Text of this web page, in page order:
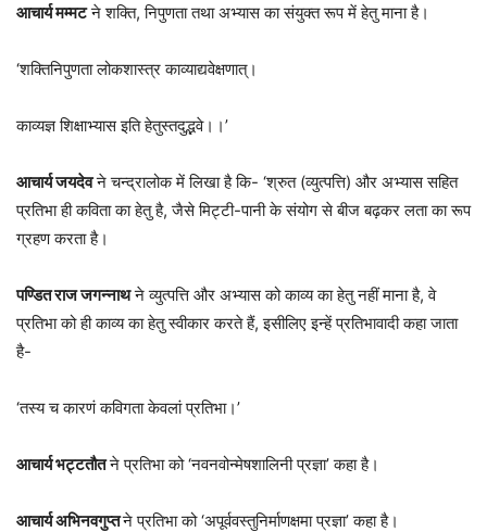
आचार्य मम्मटने शक्ति, निपुणता तथा अभ्यास का संयुक्त रूप में हेतु माना है।
‘शक्तिनिपुणता लोकशास्त्र काव्याद्यवेक्षणात्।
काव्यज्ञ शिक्षाभ्यास इति हेतुस्तदुद्भवे।।’
आचार्य जयदेवने चन्द्रालोक में लिखा है कि- ‘श्रुत (व्युत्पत्ति) और अभ्यास सहित
प्रतिभा ही कविता का हेतु है, जैसे मिट्टी-पानी के संयोग से बीज बढ़कर लता का रूप
ग्रहण करता है।
पण्डित राज जगन्नाथने व्युत्पत्ति और अभ्यास को काव्य का हेतु नहीं माना है, वे
प्रतिभा को ही काव्य का हेतु स्वीकार करते हैं, इसीलिए इन्हें प्रतिभावादी कहा जाता
है-
‘तस्य च कारणं कविगता केवलां प्रतिभा।’
आचार्य भट्टतौतने प्रतिभा को ‘नवनवोन्मेषशालिनी प्रज्ञा’ कहा है।
आचार्य अभिनवगुप्तने प्रतिभा को ‘अपूर्ववस्तुनिर्माणक्षमा प्रज्ञा’ कहा है।